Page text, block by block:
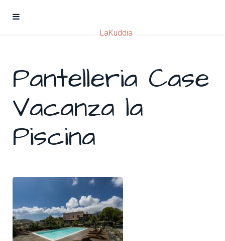
LaKuddia
Pantelleria Case
Vacanza la
Piscina